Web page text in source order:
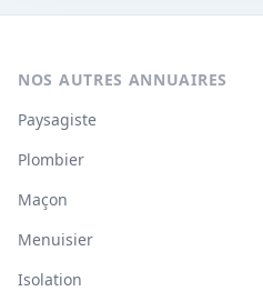
NOS AUTRES ANNUAIRES
Paysagiste
Plombier
Maçon
Menuisier
Isolation